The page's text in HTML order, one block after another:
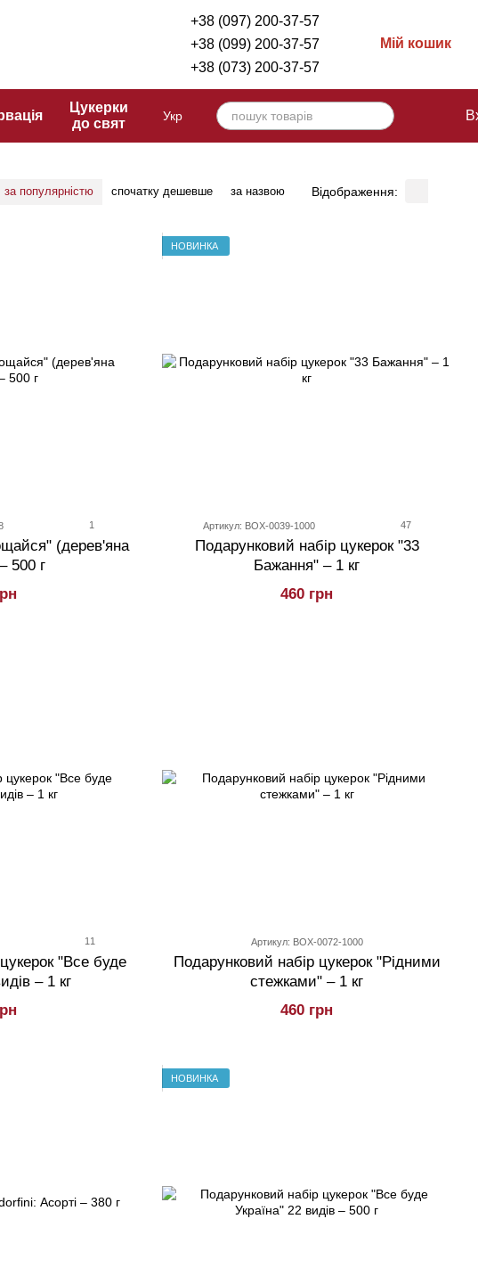
+38 (097) 200-37-57
+38 (099) 200-37-57
+38 (073) 200-37-57
Мій кошик
Цукерки
до свят
Укр
за популярністю спочатку дешевше за назвою Відображення:
1
(дерев'яна
500 г
НОВИНКА
Артикул: BOX-0039-1000 47
Подарунковий набір цукерок "33
Бажання" – 1 кг
460 грн
11
"Все буде
– 1 кг
Артикул: BOX-0072-1000
Подарунковий набір цукерок "Рідними
стежками" – 1 кг
460 грн
НОВИНКА